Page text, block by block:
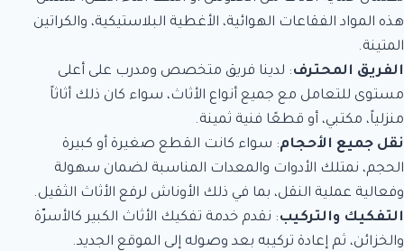
هذه المواد الفقاعات الهوائية، الأغطية البلاستيكية، والكراتين
المتينة.
الفريق المحترف: لدينا فريق متخصص ومدرب على أعلى
مستوى للتعامل مع جميع أنواع الأثاث، سواء كان ذلك أثاثاً
منزلياً، مكتبي، أو قطعًا فنية ثمينة.
نقل جميع الأحجام: سواء كانت القطع صغيرة أو كبيرة
الحجم، نمتلك الأدوات والمعدات المناسبة لضمان سهولة
وفعالية عملية النقل، بما في ذلك الأوناش لرفع الأثاث الثقيل.
التفكيك والتركيب: نقدم خدمة تفكيك الأثاث الكبير كالأسرّة
والخزائن، ثم إعادة تركيبه بعد وصوله إلى الموقع الجديد.